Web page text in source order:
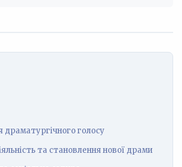
голосу
та становлення нової драми